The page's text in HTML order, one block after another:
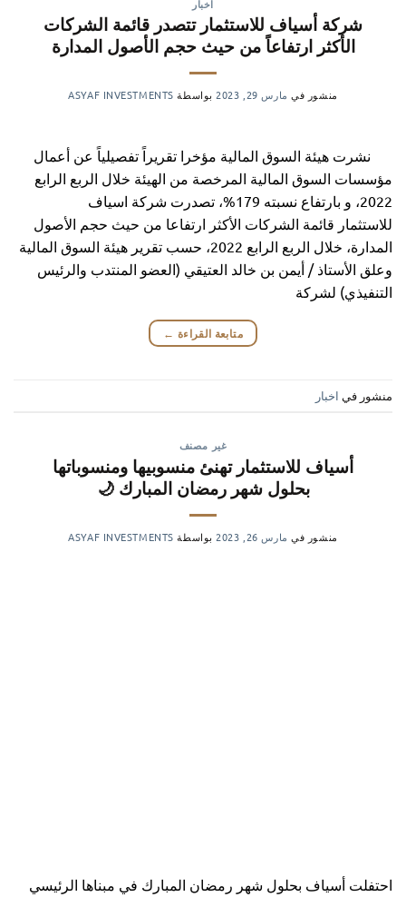
اخبار
شركة أسياف للاستثمار تتصدر قائمة الشركات
الأكثر ارتفاعاً من حيث حجم الأصول المدارة
منشور في مارس 29, 2023 بواسطة ASYAF INVESTMENTS
نشرت هيئة السوق المالية مؤخرا تقريراً تفصيلياً عن أعمال
مؤسسات السوق المالية المرخصة من الهيئة خلال الربع الرابع
2022، و بارتفاع نسبته 179%، تصدرت شركة اسياف
للاستثمار قائمة الشركات الأكثر ارتفاعا من حيث حجم الأصول
المدارة، خلال الربع الرابع 2022، حسب تقرير هيئة السوق المالية
وعلق الأستاذ / أيمن بن خالد العتيقي (العضو المنتدب والرئيس
التنفيذي) لشركة
متابعة القراءة ←
منشور في اخبار
غير مصنف
أسياف للاستثمار تهنئ منسوبيها ومنسوباتها
بحلول شهر رمضان المبارك 🌙
منشور في مارس 26, 2023 بواسطة ASYAF INVESTMENTS
احتفلت أسياف بحلول شهر رمضان المبارك في مبناها الرئيسي